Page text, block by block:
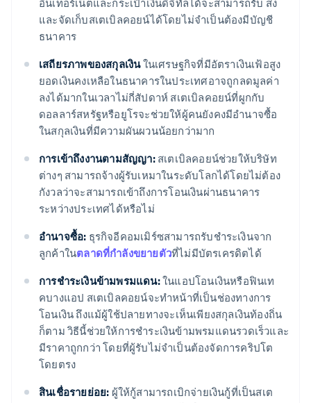
อินเทอร์เน็ตและกระเป๋าเงินดิจิทัลได้จะสามารถรับ ส่ง
และจัดเก็บสเตเบิลคอยน์ได้โดยไม่จำเป็นต้องมีบัญชี
ธนาคาร
เสถียรภาพของสกุลเงินในเศรษฐกิจที่มีอัตราเงินเฟ้อสูง
ยอดเงินคงเหลือในธนาคารในประเทศอาจถูกลดมูลค่า
ลงได้มากในเวลาไม่กี่สัปดาห์ สเตเบิลคอยน์ที่ผูกกับ
ดอลลาร์สหรัฐหรือยูโรจะช่วยให้ผู้คนยังคงมีอำนาจซื้อ
ในสกุลเงินที่มีความผันผวนน้อยกว่ามาก
การเข้าถึงงานตามสัญญา:สเตเบิลคอยน์ช่วยให้บริษัท
ต่างๆ สามารถจ้างผู้รับเหมาในระดับโลกได้โดยไม่ต้อง
กังวลว่าจะสามารถเข้าถึงการโอนเงินผ่านธนาคาร
ระหว่างประเทศได้หรือไม่
อำนาจซื้อ: ธุรกิจอีคอมเมิร์ซสามารถรับชำระเงินจาก
ลูกค้าในตลาดที่กำลังขยายตัวที่ไม่มีบัตรเครดิตได้
การชำระเงินข้ามพรมแดน:ในแอปโอนเงินหรือฟินเท
คบางแอป สเตเบิลคอยน์จะทำหน้าที่เป็นช่องทางการ
โอนเงิน ถึงแม้ผู้ใช้ปลายทางจะเห็นเพียงสกุลเงินท้องถิ่น
ก็ตาม วิธีนี้ช่วยให้การชำระเงินข้ามพรมแดนรวดเร็วและ
มีราคาถูกกว่า โดยที่ผู้รับไม่จำเป็นต้องจัดการคริปโต
โดยตรง
สินเชื่อรายย่อย: ผู้ให้กู้สามารถเบิกจ่ายเงินกู้ที่เป็นสเต